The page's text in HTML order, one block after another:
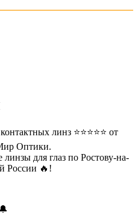
линз ⭐⭐⭐⭐⭐ от
Оптики.
для глаз по Ростову-на-
России 🔥!
🔔